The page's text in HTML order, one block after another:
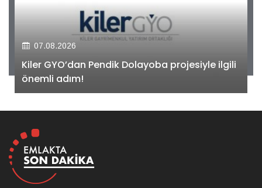
07.08.2026
Kiler GYO’dan Pendik Dolayoba projesiyle ilgili
önemli adım!